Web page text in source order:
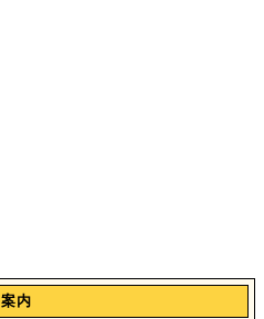
案内